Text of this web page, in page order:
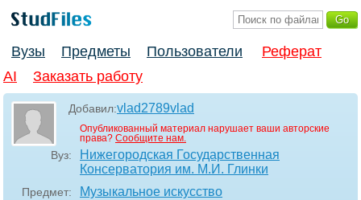
Вузы Предметы Пользователи
Реферат
AI
Заказать работу
Добавил:vlad2789vlad
Опубликованный материал нарушает ваши авторские
права? Сообщите нам.
Вуз:
Нижегородская Государственная
Консерватория им. М.И. Глинки
Предмет: Музыкальное искусство